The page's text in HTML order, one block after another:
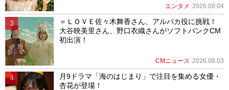
エンタメ 2026.08.04
＝ＬＯＶＥ佐々木舞香さん、アルパカ役に挑戦！
大谷映美里さん、野口衣織さんがソフトバンクCM
初出演！
CMニュース 2026.08.03
月9ドラマ「海のはじまり」で注目を集める女優・
杏花が登場！